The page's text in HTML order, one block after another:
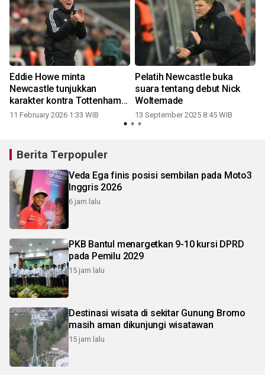
Eddie Howe minta
Newcastle tunjukkan
karakter kontra Tottenham
Hotspur
11 February 2026 1:33 WIB
Pelatih Newcastle buka
suara tentang debut Nick
Woltemade
13 September 2025 8:45 WIB
Berita Terpopuler
Veda Ega finis posisi sembilan pada Moto3
Inggris 2026
6 jam lalu
PKB Bantul menargetkan 9-10 kursi DPRD
pada Pemilu 2029
15 jam lalu
Destinasi wisata di sekitar Gunung Bromo
masih aman dikunjungi wisatawan
15 jam lalu